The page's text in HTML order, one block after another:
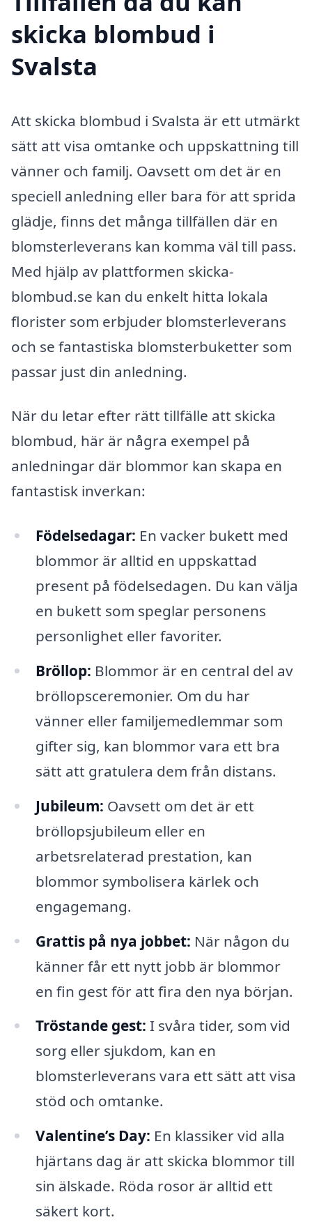
skicka blombud i
Svalsta
Att skicka blombud i Svalsta är ett utmärkt
sätt att visa omtanke och uppskattning till
vänner och familj. Oavsett om det är en
speciell anledning eller bara för att sprida
glädje, finns det många tillfällen där en
blomsterleverans kan komma väl till pass.
Med hjälp av plattformen skicka-
blombud.se kan du enkelt hitta lokala
florister som erbjuder blomsterleverans
och se fantastiska blomsterbuketter som
passar just din anledning.
När du letar efter rätt tillfälle att skicka
blombud, här är några exempel på
anledningar där blommor kan skapa en
fantastisk inverkan:
Födelsedagar: En vacker bukett med
blommor är alltid en uppskattad
present på födelsedagen. Du kan välja
en bukett som speglar personens
personlighet eller favoriter.
Bröllop: Blommor är en central del av
bröllopsceremonier. Om du har
vänner eller familjemedlemmar som
gifter sig, kan blommor vara ett bra
sätt att gratulera dem från distans.
Jubileum: Oavsett om det är ett
bröllopsjubileum eller en
arbetsrelaterad prestation, kan
blommor symbolisera kärlek och
engagemang.
Grattis på nya jobbet: När någon du
känner får ett nytt jobb är blommor
en fin gest för att fira den nya början.
Tröstande gest: I svåra tider, som vid
sorg eller sjukdom, kan en
blomsterleverans vara ett sätt att visa
stöd och omtanke.
Valentine’s Day: En klassiker vid alla
hjärtans dag är att skicka blommor till
sin älskade. Röda rosor är alltid ett
säkert kort.